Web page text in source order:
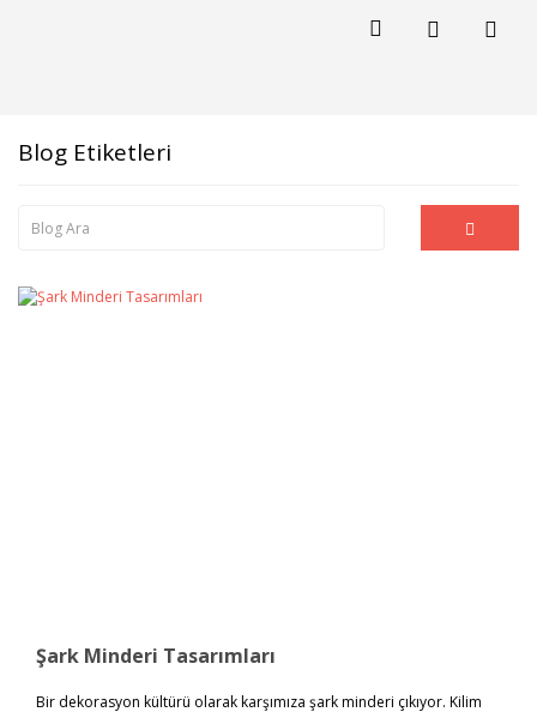
Blog Etiketleri
Şark Minderi Tasarımları
Bir dekorasyon kültürü olarak karşımıza şark minderi çıkıyor. Kilim